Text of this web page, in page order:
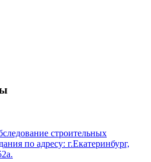
строительных
по адресу: г.Екатеринбург,